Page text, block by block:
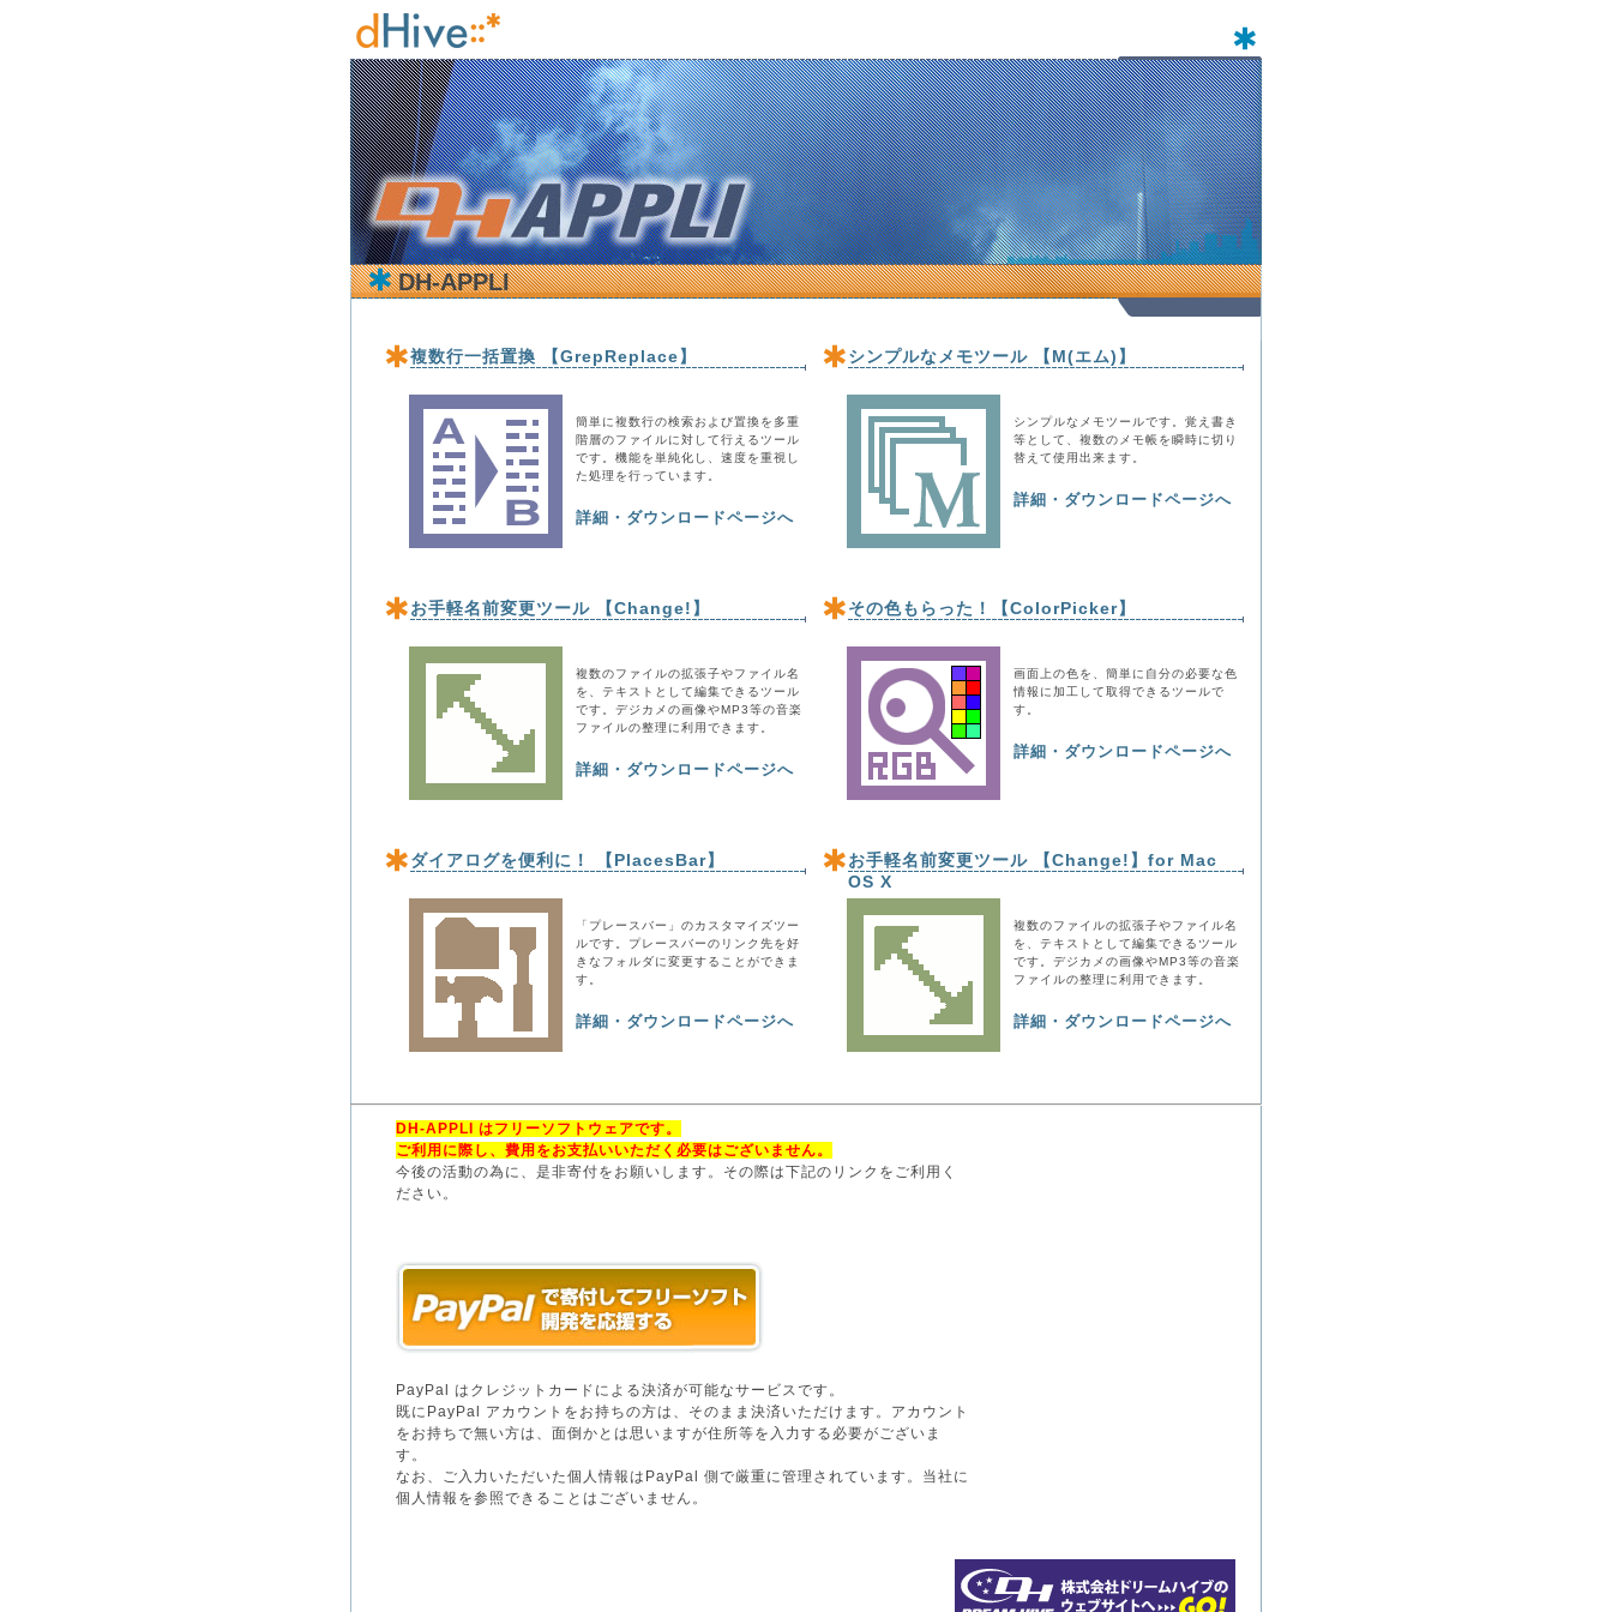
DH-APPLI
複数行一括置換 【GrepReplace】
簡単に複数行の検索および置換を多重
階層のファイルに対して行えるツール
です。機能を単純化し、速度を重視し
た処理を行っています。
詳細・ダウンロードページへ
シンプルなメモツール 【M(エム)】
シンプルなメモツールです。覚え書き
等として、複数のメモ帳を瞬時に切り
替えて使用出来ます。
詳細・ダウンロードページへ
お手軽名前変更ツール 【Change!】
複数のファイルの拡張子やファイル名
を、テキストとして編集できるツール
です。デジカメの画像やMP3等の音楽
ファイルの整理に利用できます。
詳細・ダウンロードページへ
その色もらった！【ColorPicker】
画面上の色を、簡単に自分の必要な色
情報に加工して取得できるツールで
す。
詳細・ダウンロードページへ
ダイアログを便利に！ 【PlacesBar】
「プレースバー」のカスタマイズツー
ルです。プレースバーのリンク先を好
きなフォルダに変更することができま
す。
詳細・ダウンロードページへ
お手軽名前変更ツール 【Change!】for Mac
OS X
複数のファイルの拡張子やファイル名
を、テキストとして編集できるツール
です。デジカメの画像やMP3等の音楽
ファイルの整理に利用できます。
詳細・ダウンロードページへ
DH-APPLI はフリーソフトウェアです。
ご利用に際し、費用をお支払いいただく必要はございません。
今後の活動の為に、是非寄付をお願いします。その際は下記のリンクをご利用く
ださい。
PayPal はクレジットカードによる決済が可能なサービスです。
既にPayPal アカウントをお持ちの方は、そのまま決済いただけます。アカウント
をお持ちで無い方は、面倒かとは思いますが住所等を入力する必要がございま
す。
なお、ご入力いただいた個人情報はPayPal 側で厳重に管理されています。当社に
個人情報を参照できることはございません。